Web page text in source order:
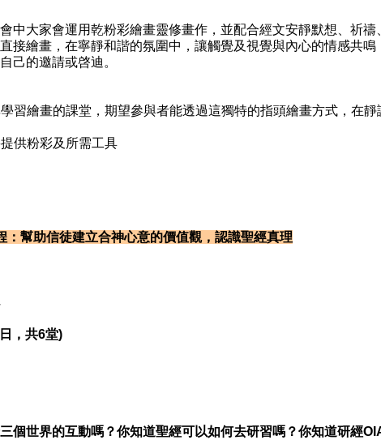
中大家會運用乾粉彩繪畫靈修畫作，並配合經文安靜默想、祈禱
接繪畫，在寧靜和諧的氛圍中，讓觸覺及視覺與內心的情感共鳴
己的邀請或啓迪。
習繪畫的課堂，期望參與者能透過這獨特的指頭繪畫方式，在靜
供粉彩及所需工具
幫助信徒建立合神心意的價值觀，認識聖經真理
，共6堂)
個世界的互動嗎？你知道聖經可以如何去研習嗎？你知道研經